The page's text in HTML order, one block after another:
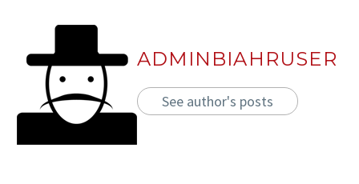
ADMINBIAHRUSER
See author's posts